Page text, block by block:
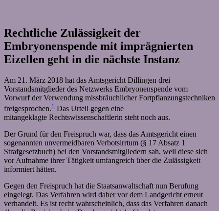
Rechtliche Zulässigkeit der
Embryonenspende mit imprägnierten
Eizellen geht in die nächste Instanz
Am 21. März 2018 hat das Amtsgericht Dillingen drei
Vorstandsmitglieder des Netzwerks Embryonenspende vom
Vorwurf der Verwendung missbräuchlicher Fortpflanzungstechniken
freigesprochen.1 Das Urteil gegen eine
mitangeklagte Rechtswissenschaftlerin steht noch aus.
Der Grund für den Freispruch war, dass das Amtsgericht einen
sogenannten unvermeidbaren Verbotsirrtum (§ 17 Absatz 1
Strafgesetzbuch) bei den Vorstandsmitgliedern sah, weil diese sich
vor Aufnahme ihrer Tätigkeit umfangreich über die Zulässigkeit
informiert hätten.
Gegen den Freispruch hat die Staatsanwaltschaft nun Berufung
eingelegt. Das Verfahren wird daher vor dem Landgericht erneut
verhandelt. Es ist recht wahrscheinlich, dass das Verfahren danach